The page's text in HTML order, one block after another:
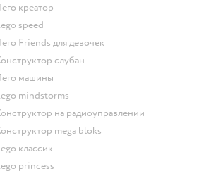
Лего креатор
Lego speed
Лего Friends для девочек
Конструктор слубан
Лего машины
Lego mindstorms
Конструктор на радиоуправлении
Конструктор mega bloks
Lego классик
Lego princess